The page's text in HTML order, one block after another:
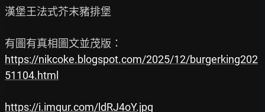
漢堡王法式芥末豬排堡
https://nikcoke.blogspot.com/2025/12/burgerking202
51104.html
https://i.imgur.com/ldRJ4oY.jpg